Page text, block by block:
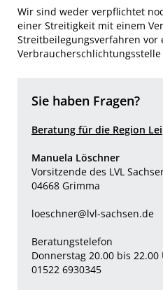
Wir sind weder verpflichtet
einer Streitigkeit mit einem
Streitbeilegungsverfahren vor
Sie haben Fragen?
Beratung für die Region
Manuela Löschner
Vorsitzende des LVL
04668 Grimma
loeschner@lvl-sachsen.de
Beratungstelefon
Donnerstag 20.00 bis 22.00
01522 6930345